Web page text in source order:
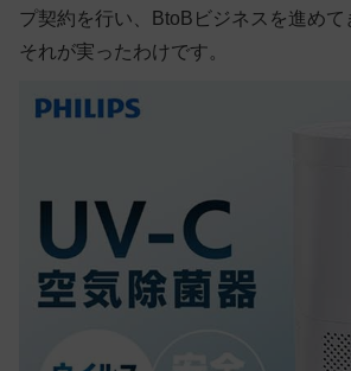
プ契約を行い、BtoBビジネスを進めて
それが実ったわけです。